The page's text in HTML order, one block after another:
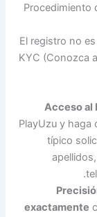
Procedimiento
El registro no
KYC (Conozca
Acceso al
PlayUzu y haga
típico
exactamente